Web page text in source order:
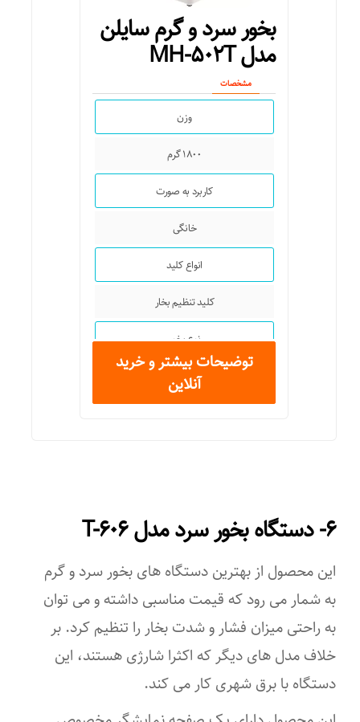
بخور سرد و گرم سایلن
مدل MH-۵۰۲T
مشخصات
وزن
۱۸۰۰ گرم
کاربرد به صورت
خانگی
انواع کلید
کلید تنظیم بخار
نوع بخور
گرم و سرد
چراغ خواب
– دو عدد نمد مخصوص اسانس – برس
میزان کارکرد مداوم
۲۰
توضیحات بیشتر و خرید
آنلاین
۶- دستگاه بخور سرد مدل T-۶۰۶
این محصول از بهترین دستگاه های بخور سرد و گرم
به شمار می رود که قیمت مناسبی داشته و می توان
به راحتی میزان فشار و شدت بخار را تنظیم کرد. بر
خلاف مدل های دیگر که اکثرا شارژی هستند، این
دستگاه با برق شهری کار می کند.